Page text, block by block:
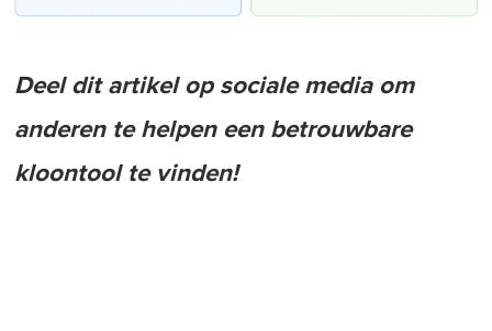
Deel dit artikel op sociale media om
anderen te helpen een betrouwbare
kloontool te vinden!